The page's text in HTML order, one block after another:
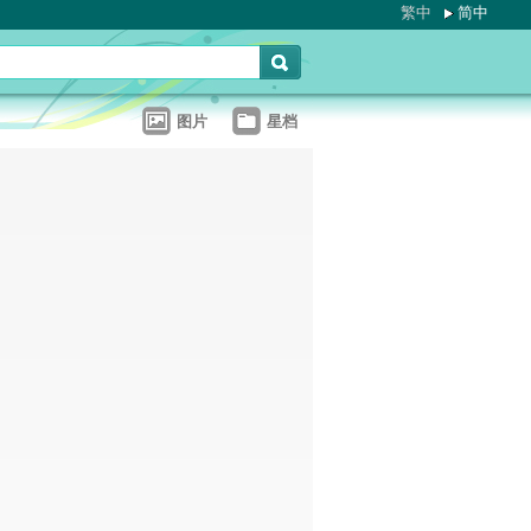
繁中 简中
图片 星档